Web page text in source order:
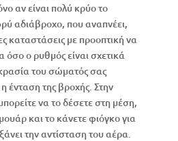
αν είναι πολύ κρύο το
αδιάβροχο, που αναπνέει,
καταστάσεις με προοπτική να
όσο ο ρυθμός είναι σχετικά
του σώματός σας
ένταση της βροχής. Στην
να το δέσετε στη μέση,
και το κάνετε φιόγκο για
την αντίσταση του αέρα.